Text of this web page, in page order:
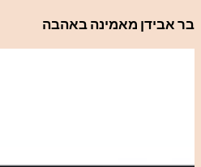
לדלג
בר אבידן מאמינה באהבה